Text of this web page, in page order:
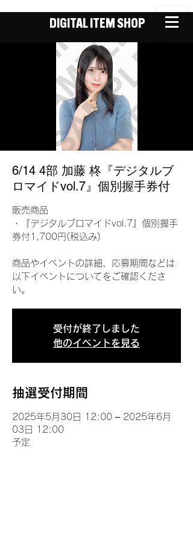
DIGITAL ITEM SHOP
6/14 4部 加藤 柊『デジタルブ
ロマイドvol.7』個別握手券付
販売商品
・『デジタルブロマイドvol.7』個別握手
券付1,700円(税込み)
商品やイベントの詳細、応募期間などは
以下イベントについてをご確認くださ
い。
受付が終了しました
他のイベントを見る
抽選受付期間
2025年5月30日 12:00 – 2025年6月
03日 12:00
予定